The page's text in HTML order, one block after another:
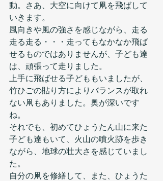
動。さあ、大空に向けて凧を飛ばして
いきます。
風向きや風の強さを感じながら、走る
走る走る・・・走ってもなかなか飛ば
せるものではありませんが、子ども達
は、頑張って走りました。
上手に飛ばせる子どももいましたが、
竹ひごの貼り方によりバランスが取れ
ない凧もありました。奥が深いです
ね。
それでも、初めてひょうたん山に来た
子ども達もいて、火山の噴火跡を歩き
ながら、地球の壮大さを感じていまし
た。
自分の凧を修繕して、また、ひょうた